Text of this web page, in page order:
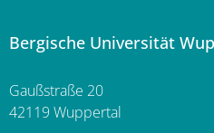
Bergische Universität
Gaußstraße 20
42119 Wuppertal